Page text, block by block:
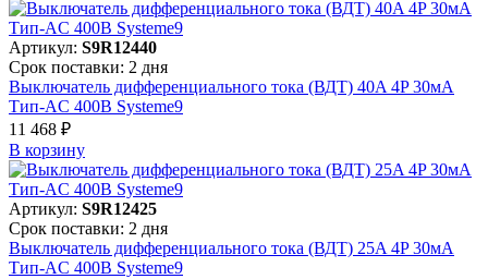
Артикул: S9R12440
Срок поставки: 2 дня
Выключатель дифференциального тока (ВДТ) 40A 4P 30мА
Тип-AC 400В Systeme9
11 468 ₽
В корзинy
Артикул: S9R12425
Срок поставки: 2 дня
Выключатель дифференциального тока (ВДТ) 25A 4P 30мА
Тип-AC 400В Systeme9